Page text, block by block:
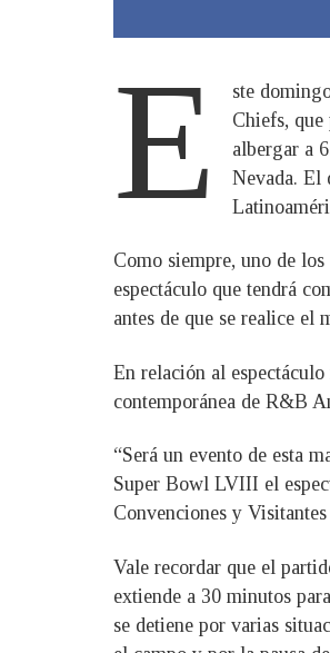
E
ste
Chiefs,
albergar a
Nevada. El
Como siempre, uno de
espectáculo que tendrá
antes de que se realice el
En relación al
contemporánea de R&B
“Será un evento de esta
Super Bowl LVIII el
Convenciones y
Vale recordar que el
extiende a 30 minutos
se detiene por varias